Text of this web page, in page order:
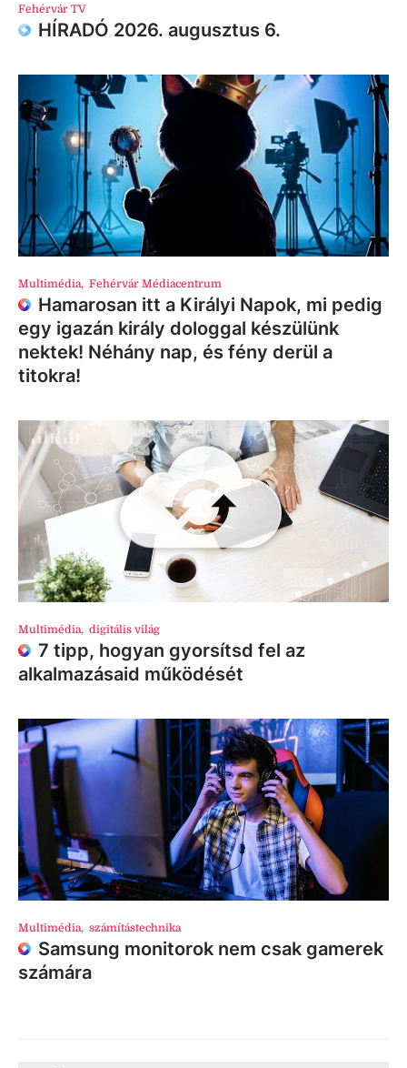
Fehérvár TV
HÍRADÓ 2026. augusztus 6.
Multimédia, Fehérvár Médiacentrum
Hamarosan itt a Királyi Napok, mi pedig
egy igazán király dologgal készülünk
nektek! Néhány nap, és fény derül a
titokra!
Multimédia, digitális világ
7 tipp, hogyan gyorsítsd fel az
alkalmazásaid működését
Multimédia, számítástechnika
Samsung monitorok nem csak gamerek
számára